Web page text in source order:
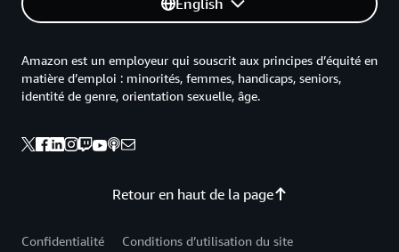
English
Retour en haut de la page
Amazon est un employeur qui souscrit aux principes d’équité en
matière d’emploi : minorités, femmes, handicaps, seniors,
identité de genre, orientation sexuelle, âge.
Confidentialité Conditions d’utilisation du site